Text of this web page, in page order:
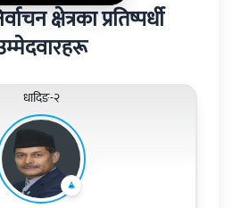
क्षेत्रका प्रतिष्पर्धी
धादिङ-२